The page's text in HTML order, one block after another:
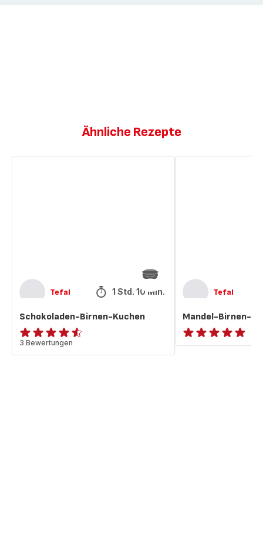
Ähnliche Rezepte
Tefal 1 Std. 10 Min.
Schokoladen-Birnen-Kuchen
ratings.4.5
3 Bewertungen
Tefal
Mandel-Birnen-
ratings.NaN